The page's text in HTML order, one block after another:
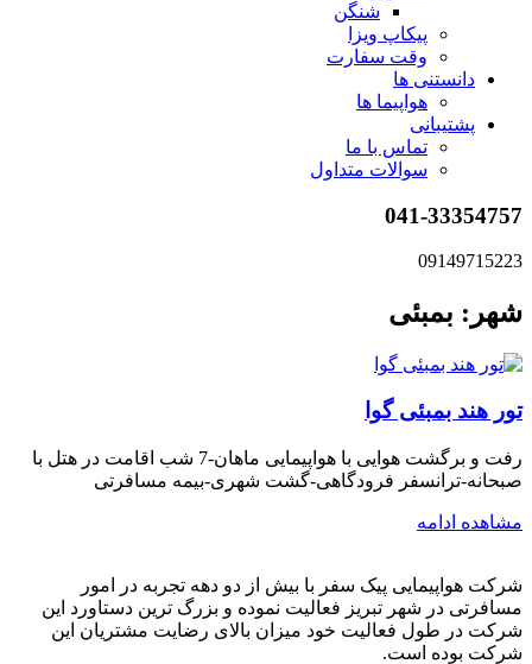
شنگن
پیکاپ ویزا
وقت سفارت
دانستنی ها
هواپیما ها
پشتیبانی
تماس با ما
سوالات متداول
041-33354757
09149715223
شهر: بمبئی
تور هند بمبئی گوا
رفت و برگشت هوایی با هواپیمایی ماهان-7 شب اقامت در هتل با
صبحانه-ترانسفر فرودگاهی-گشت شهری-بیمه مسافرتی
مشاهده ادامه
شرکت هواپیمایی پیک سفر با بیش از دو دهه تجربه در امور
مسافرتی در شهر تبریز فعالیت نموده و بزرگ ترین دستاورد این
شرکت در طول فعالیت خود میزان بالای رضایت مشتریان این
شرکت بوده است.